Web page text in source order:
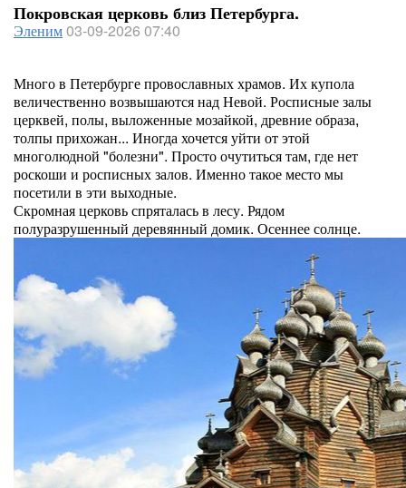
Покровская церковь близ Петербурга.
Эленим03-09-2026 07:40
Много в Петербурге провославных храмов. Их купола
величественно возвышаются над Невой. Росписные залы
церквей, полы, выложенные мозайкой, древние образа,
толпы прихожан... Иногда хочется уйти от этой
многолюдной "болезни". Просто очутиться там, где нет
роскоши и росписных залов. Именно такое место мы
посетили в эти выходные.
Скромная церковь спряталась в лесу. Рядом
полуразрушенный деревянный домик. Осеннее солнце.